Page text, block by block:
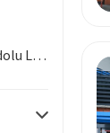
Mesleki ve Teknik Anadolu Lisesi